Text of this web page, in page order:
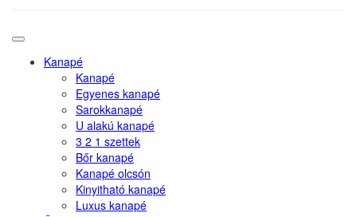
Kanapé
Kanapé
Egyenes kanapé
Sarokkanapé
U alakú kanapé
3 2 1 szettek
Bőr kanapé
Kanapé olcsón
Kinyitható kanapé
Luxus kanapé